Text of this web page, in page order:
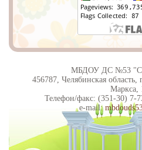
МБДОУ ДС №53
456787, Челябинская область,
Маркса,
Телефон/факс: (351-30) 7-
e-mail: